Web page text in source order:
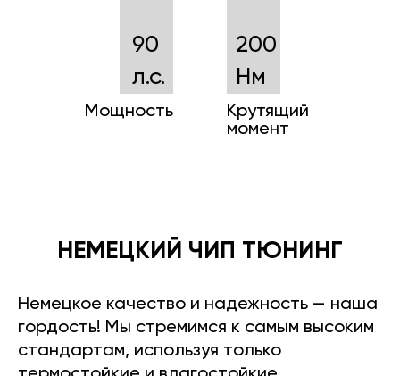
90
л.с.
Мощность
200
Нм
Крутящий
момент
НЕМЕЦКИЙ ЧИП ТЮНИНГ
Немецкое качество и надежность — наша
гордость! Мы стремимся к самым высоким
стандартам, используя только